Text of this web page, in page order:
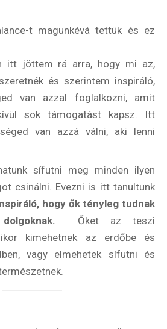
t magunkévá tettük és ez
itt jöttem rá arra, hogy mi az,
és szerintem inspiráló,
van azzal foglalkozni, amit
sok támogatást kapsz. Itt
van azzá válni, aki lenni
sífutni meg minden ilyen
csinálni. Evezni is itt tanultunk
hogy ők tényleg tudnak
Őket az teszi
kimehetnek az erdőbe és
vagy elmehetek sífutni és